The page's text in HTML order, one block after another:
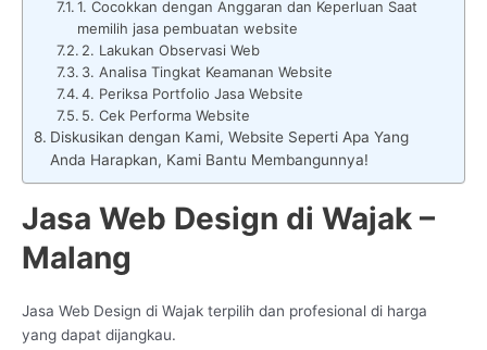
1. Cocokkan dengan Anggaran dan Keperluan Saat
memilih jasa pembuatan website
2. Lakukan Observasi Web
3. Analisa Tingkat Keamanan Website
4. Periksa Portfolio Jasa Website
5. Cek Performa Website
Diskusikan dengan Kami, Website Seperti Apa Yang
Anda Harapkan, Kami Bantu Membangunnya!
Jasa Web Design di Wajak –
Malang
Jasa Web Design di Wajak terpilih dan profesional di harga
yang dapat dijangkau.